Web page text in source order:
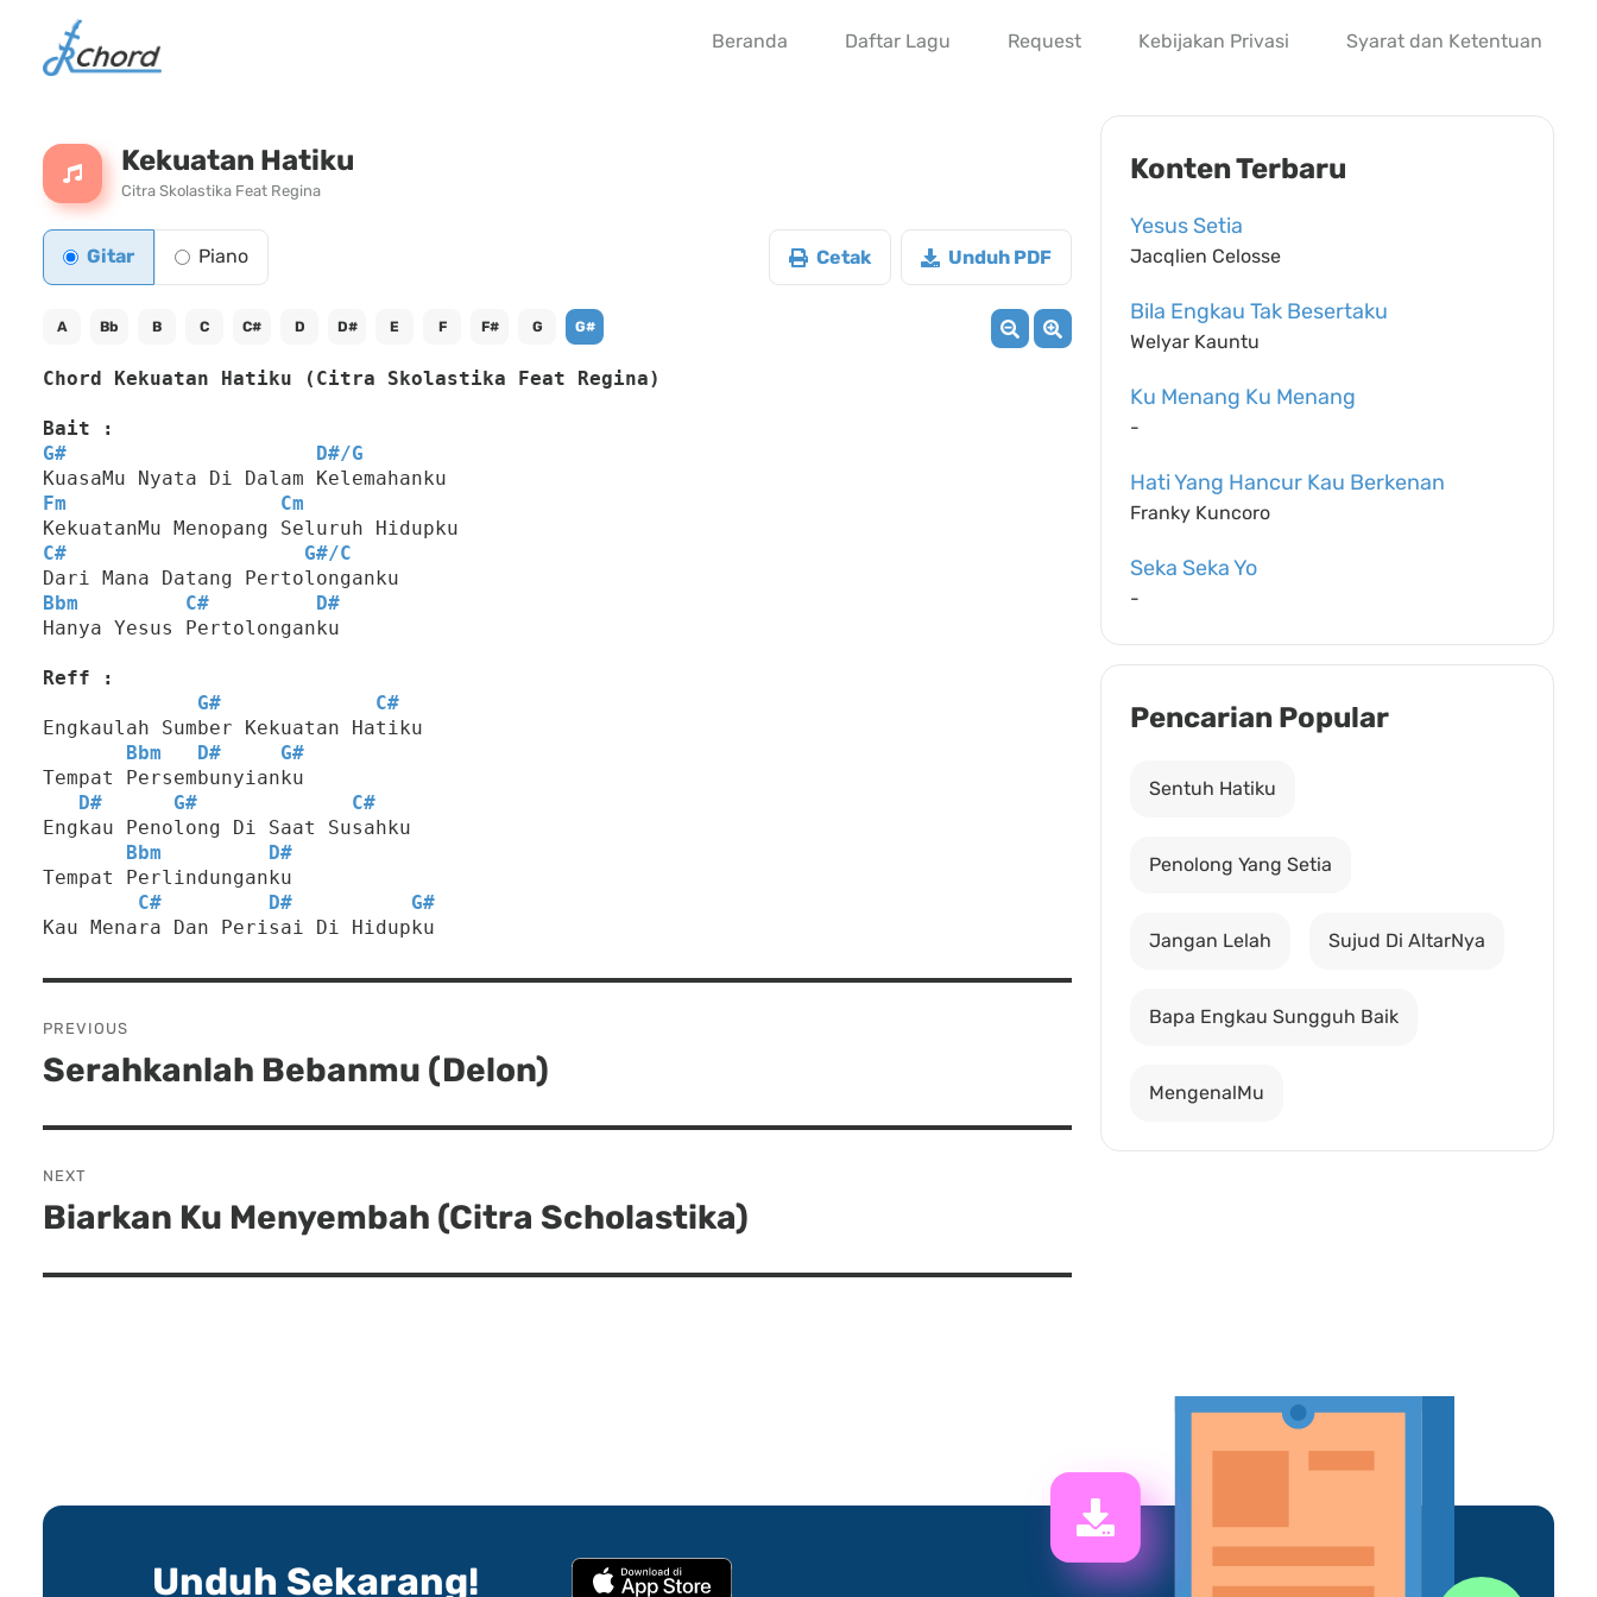
Beranda Daftar Lagu Request Kebijakan Privasi Syarat dan Ketentuan
Kekuatan Hatiku
Citra Skolastika Feat Regina
Gitar Piano Cetak Unduh PDF
A Bb B C C# D D# E F F# G G#
Chord Kekuatan Hatiku (Citra Skolastika Feat Regina)
Bait :
G#
D#/G
KuasaMu Nyata Di Dalam Kelemahanku
Fm
Cm
KekuatanMu Menopang Seluruh Hidupku
C#
G#/C
Dari Mana Datang Pertolonganku
Bbm
C#
D#
Hanya Yesus Pertolonganku
Reff :
G#
C#
Engkaulah Sumber Kekuatan Hatiku
Bbm
D#
G#
Tempat Persembunyianku
D#
G#
C#
Engkau Penolong Di Saat Susahku
Bbm
D#
Tempat Perlindunganku
C#
D#
G#
Kau Menara Dan Perisai Di Hidupku
navigation
PREVIOUS
Previous
Serahkanlah Bebanmu (Delon)
NEXT
Next
Biarkan Ku Menyembah (Citra Scholastika)
Konten Terbaru
Yesus Setia
Jacqlien Celosse
Bila Engkau Tak Besertaku
Welyar Kauntu
Ku Menang Ku Menang
-
Hati Yang Hancur Kau Berkenan
Franky Kuncoro
Seka Seka Yo
-
Pencarian Popular
Sentuh Hatiku
Penolong Yang Setia
Jangan Lelah Sujud Di AltarNya
Bapa Engkau Sungguh Baik
MengenalMu
Unduh Sekarang!